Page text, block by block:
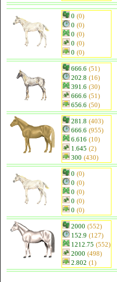
0 (0)
0 (0)
0 (0)
0 (0)
0 (0)
666.6 (51)
202.8 (16)
391.6 (30)
666.6 (51)
656.6 (50)
281.8 (403)
666.6 (955)
6.616 (10)
1.645 (2)
300 (430)
0 (0)
0 (0)
0 (0)
0 (0)
0 (0)
2000 (552)
152.9 (127)
1212.75 (552)
2000 (498)
2.802 (1)